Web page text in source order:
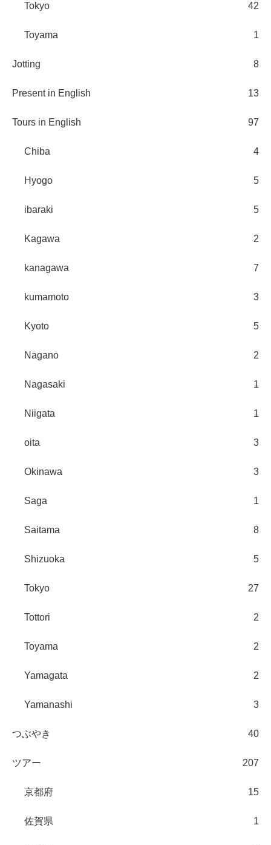
Tokyo 42
Toyama 1
Jotting 8
Present in English 13
Tours in English 97
Chiba 4
Hyogo 5
ibaraki 5
Kagawa 2
kanagawa 7
kumamoto 3
Kyoto 5
Nagano 2
Nagasaki 1
Niigata 1
oita 3
Okinawa 3
Saga 1
Saitama 8
Shizuoka 5
Tokyo 27
Tottori 2
Toyama 2
Yamagata 2
Yamanashi 3
つぶやき 40
ツアー 207
京都府 15
佐賀県 1